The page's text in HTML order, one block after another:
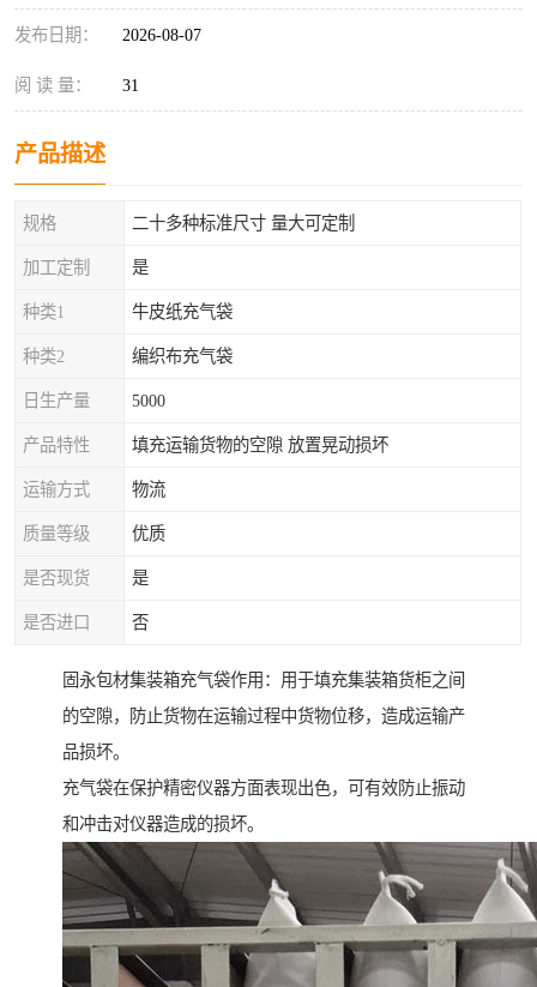
发布日期： 2026-08-07
阅 读 量： 31
产品描述
规格 二十多种标准尺寸 量大可定制
加工定制 是
种类1 牛皮纸充气袋
种类2 编织布充气袋
日生产量 5000
产品特性 填充运输货物的空隙 放置晃动损坏
运输方式 物流
质量等级 优质
是否现货 是
是否进口 否
固永包材集装箱充气袋作用：用于填充集装箱货柜之间
的空隙，防止货物在运输过程中货物位移，造成运输产
品损坏。
充气袋在保护精密仪器方面表现出色，可有效防止振动
和冲击对仪器造成的损坏。